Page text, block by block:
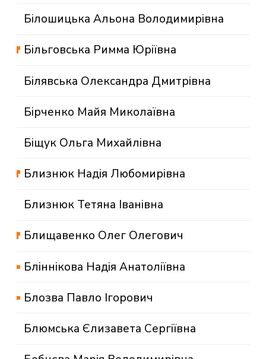
Білошицька Альона Володимирівна
Більговська Римма Юріївна
Білявська Олександра Дмитрівна
Бірченко Майя Миколаївна
Біщук Ольга Михайлівна
Близнюк Надія Любомирівна
Близнюк Тетяна Іванівна
Блищавенко Олег Олегович
Бліннікова Надія Анатоліївна
Блозва Павло Ігорович
Блюмська Єлизавета Сергіївна